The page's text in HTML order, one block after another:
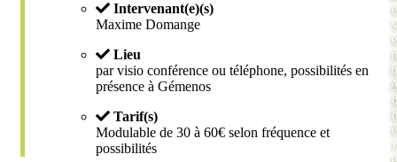
Intervenant(e)(s)
Maxime Domange
Lieu
par visio conférence ou téléphone, possibilités en
présence à Gémenos
Tarif(s)
Modulable de 30 à 60€ selon fréquence et
possibilités
e
e
é
r